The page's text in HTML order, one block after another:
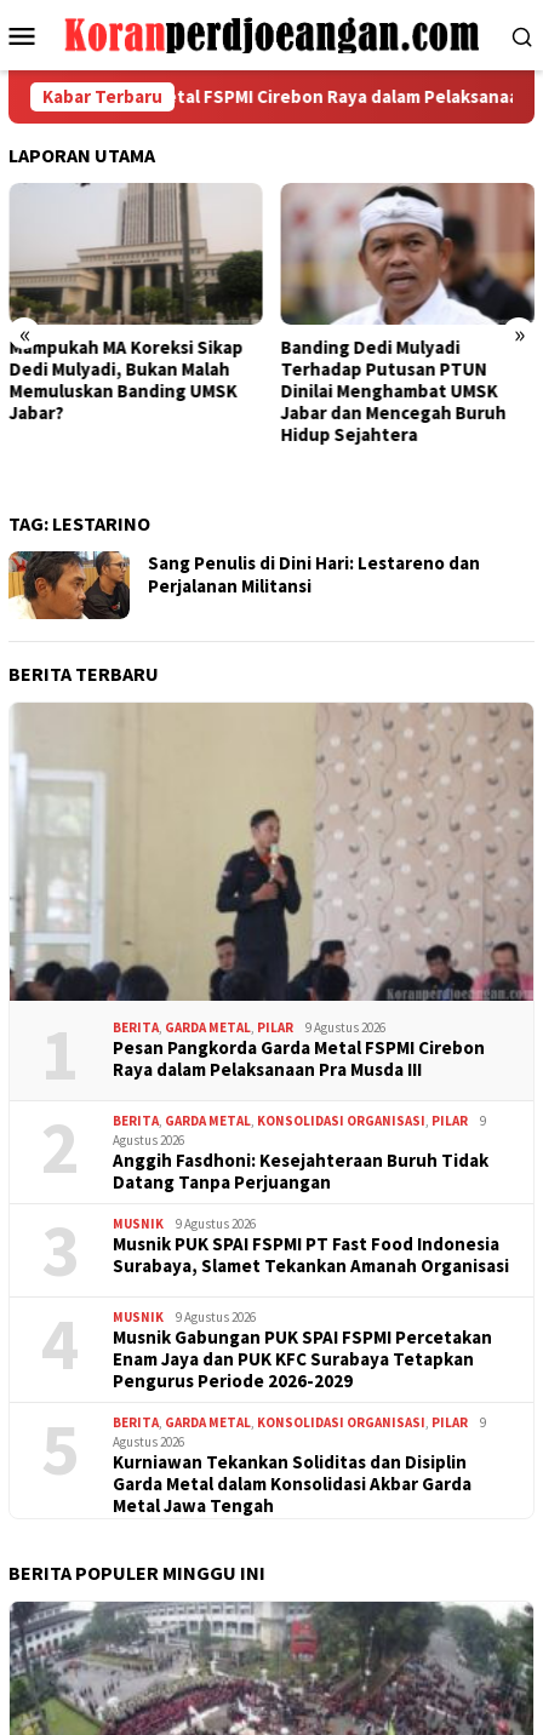
ke
Menu
Mobile
Kabar Terbaru
Garda Metal FSPMI Cirebon Raya dalam Pelaksanaan Pra
LAPORAN UTAMA
« »
Sikap
Malah
UMSK
Banding Dedi Mulyadi
Terhadap Putusan PTUN
Dinilai Menghambat UMSK
Jabar dan Mencegah Buruh
Bapak Aing
Banding, MA Tak
Mengubur
UMSK Jawa Barat
TAG: LESTARINO
Sang Penulis di Dini Hari: Lestareno dan
Perjalanan Militansi
BERITA TERBARU
1 BERITA, GARDA METAL, PILAR 9 Agustus 2026
Pesan Pangkorda Garda Metal FSPMI Cirebon
Raya dalam Pelaksanaan Pra Musda III
2 BERITA, GARDA METAL, KONSOLIDASI ORGANISASI, PILAR
9
Agustus 2026
Anggih Fasdhoni: Kesejahteraan Buruh Tidak
Datang Tanpa Perjuangan
3 MUSNIK 9 Agustus 2026
Musnik PUK SPAI FSPMI PT Fast Food Indonesia
Surabaya, Slamet Tekankan Amanah Organisasi
4 MUSNIK 9 Agustus 2026
Musnik Gabungan PUK SPAI FSPMI Percetakan
Enam Jaya dan PUK KFC Surabaya Tetapkan
Pengurus Periode 2026-2029
5 BERITA, GARDA METAL, KONSOLIDASI ORGANISASI, PILAR
9
Agustus 2026
Kurniawan Tekankan Soliditas dan Disiplin
Garda Metal dalam Konsolidasi Akbar Garda
Metal Jawa Tengah
BERITA POPULER MINGGU INI